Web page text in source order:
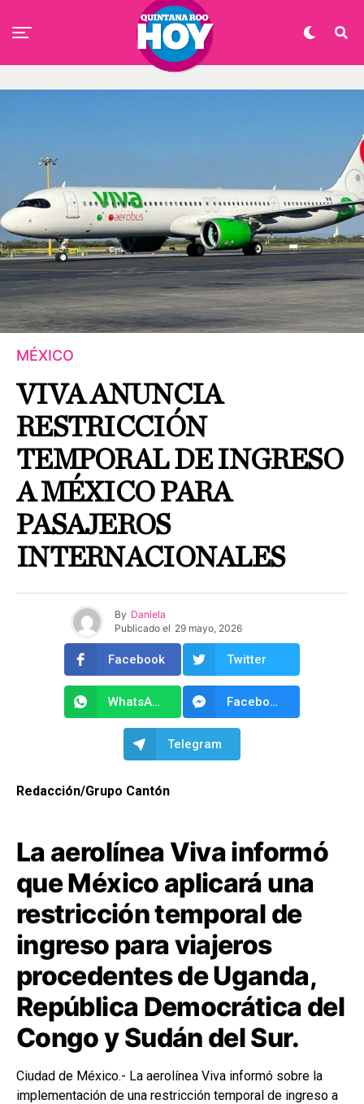
MÉXICO
VIVA ANUNCIA
RESTRICCIÓN
TEMPORAL DE INGRESO
A MÉXICO PARA
PASAJEROS
INTERNACIONALES
By Daniela
Publicado el 29 mayo, 2026
Facebook Twitter
WhatsApp Facebook Messenger
Telegram
Redacción/Grupo Cantón
La aerolínea Viva informó
que México aplicará una
restricción temporal de
ingreso para viajeros
procedentes de Uganda,
República Democrática del
Congo y Sudán del Sur.
Ciudad de México.- La aerolínea Viva informó sobre la
implementación de una restricción temporal de ingreso a